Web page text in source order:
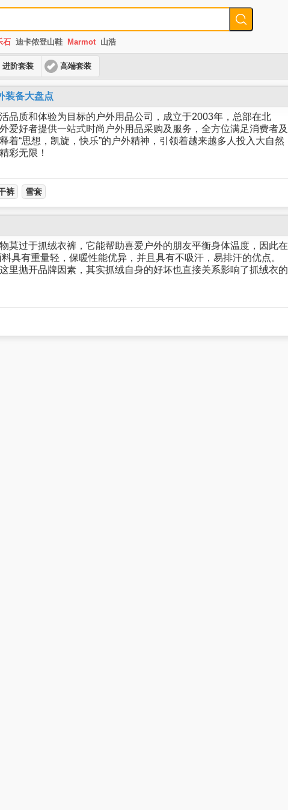
石 迪卡侬登山鞋 Marmot 山浩
进阶套装 高端套装
装备大盘点
品质和体验为目标的户外用品公司，成立于2003年，总部在北
爱好者提供一站式时尚户外用品采购及服务，全方位满足消费者及
着“思想，凯旋，快乐”的户外精神，引领着越来越多人投入大自然
彩无限！
裤 雪套
莫过于抓绒衣裤，它能帮助喜爱户外的朋友平衡身体温度，因此在
具有重量轻，保暖性能优异，并且具有不吸汗，易排汗的优点。
里抛开品牌因素，其实抓绒自身的好坏也直接关系影响了抓绒衣的